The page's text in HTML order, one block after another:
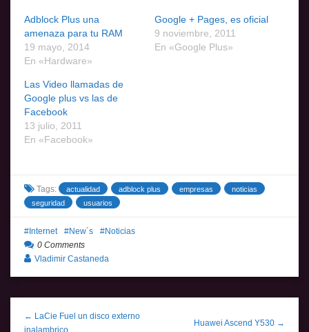
Adblock Plus una
amenaza para tu RAM
19 mayo, 2014
En «Hardware»
Google + Pages, es oficial
9 noviembre, 2011
En «Google Plus»
Las Video llamadas de
Google plus vs las de
Facebook
13 julio, 2011
En «Facebook»
Tags: actualidad adblock plus empresas
noticias
seguridad
usuarios
Internet New´s
Noticias
0 Comments
Vladimir Castaneda
← LaCie Fuel un disco externo
Huawei Ascend Y530 →